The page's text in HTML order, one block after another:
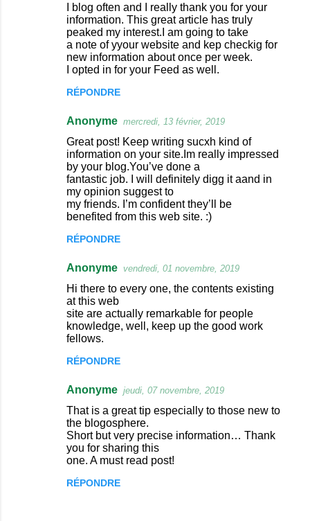
I blog often and I really thank you for your
information. This great article has truly
peaked my interest.I am going to take
a note of yyour website and kep checkig for
new information about once per week.
I opted in for your Feed as well.
RÉPONDRE
Anonyme mercredi, 13 février, 2019
Great post! Keep writing sucxh kind of
information on your site.Im really impressed
by your blog.You’ve done a
fantastic job. I will definitely digg it aand in
my opinion suggest to
my friends. I’m confident they’ll be
benefited from this web site. :)
RÉPONDRE
Anonyme vendredi, 01 novembre, 2019
Hi there to every one, the contents existing
at this web
site are actually remarkable for people
knowledge, well, keep up the good work
fellows.
RÉPONDRE
Anonyme jeudi, 07 novembre, 2019
That is a great tip especially to those new to
the blogosphere.
Short but very precise information… Thank
you for sharing this
one. A must read post!
RÉPONDRE